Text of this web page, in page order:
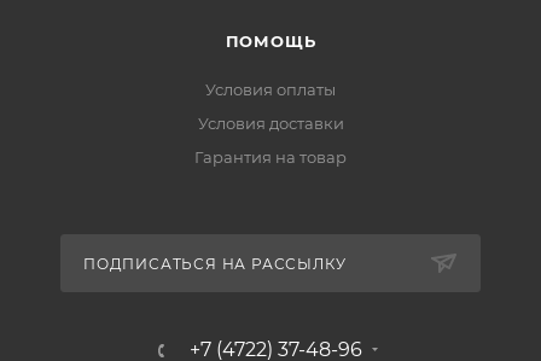
ПОМОЩЬ
Условия оплаты
Условия доставки
Гарантия на товар
ПОДПИСАТЬСЯ НА РАССЫЛКУ
+7 (4722) 37-48-96